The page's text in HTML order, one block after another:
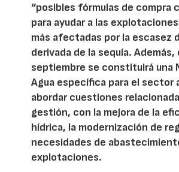
“posibles fórmulas de compra
para ayudar a las
más afectadas por la escasez
derivada de la sequía. Además,
septiembre se constituirá una
Agua específica para el sector
abordar cuestiones
gestión, con la mejora de la
hídrica, la modernización de
necesidades de
explotaciones.